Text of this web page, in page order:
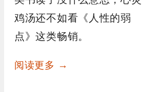
鸡汤还不如看《人性的弱
点》这类畅销。
阅读更多 →